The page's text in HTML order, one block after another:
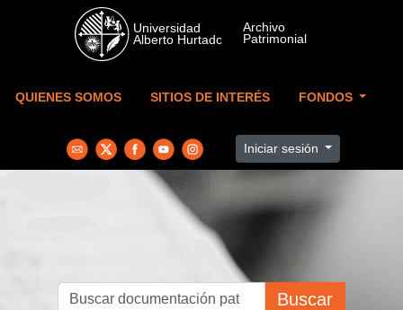
Skip to main content
QUIENES SOMOS SITIOS DE INTERÉS FONDOS
Iniciar sesión
Buscar